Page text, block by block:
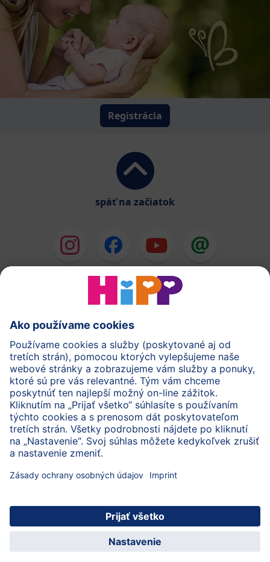
Registrácia
späť na začiatok
HiPP Mlieka
HiPP Príkrmy
HiPP Tehotenstvo
Ochrana osobných údajov
Cookies a pravidlá používania webovej stránky
Imprint
O spoločnosti HiPP Kontakt
© 2026 HiPP
Zaregistrujte sa do BabyClubu